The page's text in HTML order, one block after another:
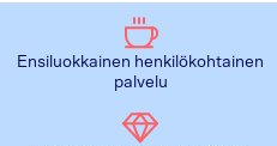
Ensiluokkainen henkilökohtainen
palvelu